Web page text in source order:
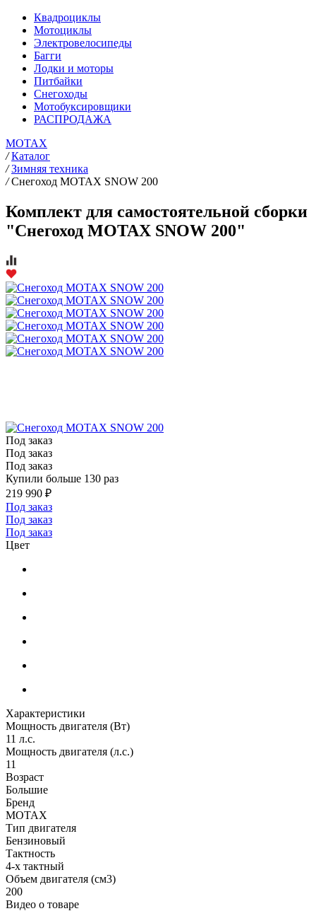
Квадроциклы
Мотоциклы
Электровелосипеды
Багги
Лодки и моторы
Питбайки
Снегоходы
Мотобуксировщики
РАСПРОДАЖА
MOTAX
/ Каталог
/ Зимняя техника
/ Снегоход MOTAX SNOW 200
Комплект для самостоятельной сборки
"Снегоход MOTAX SNOW 200"
Под заказ
Под заказ
Под заказ
Купили больше 130 раз
219 990 ₽
Под заказ
Под заказ
Под заказ
Цвет
Характеристики
Мощность двигателя (Вт)
11 л.с.
Мощность двигателя (л.с.)
11
Возраст
Большие
Бренд
MOTAX
Тип двигателя
Бензиновый
Тактность
4-х тактный
Объем двигателя (см3)
200
Видео о товаре